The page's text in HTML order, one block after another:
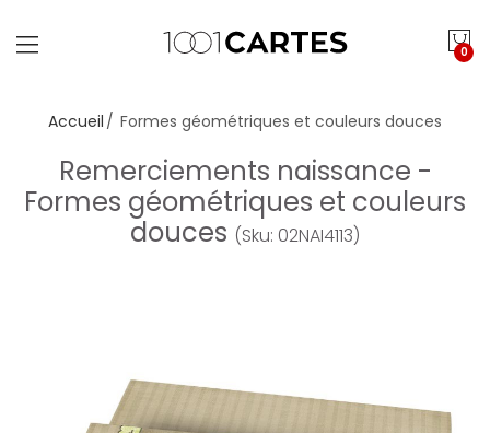
0
Accueil Formes géométriques et couleurs douces
Remerciements naissance -
Formes géométriques et couleurs
douces (Sku: 02NAI4113)